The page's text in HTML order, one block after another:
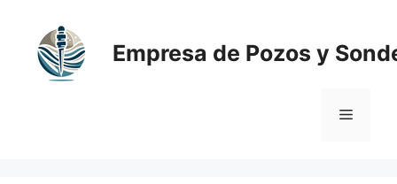
contenido
Empresa de Pozos y
Menú